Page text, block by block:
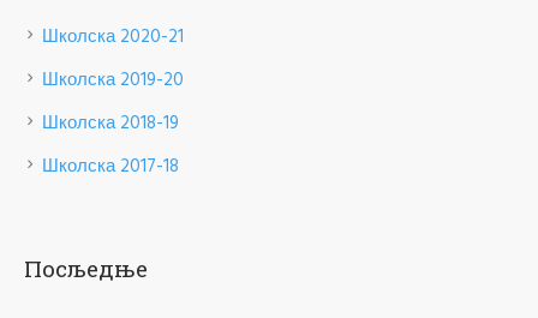
Школска 2020-21
Школска 2019-20
Школска 2018-19
Школска 2017-18
Посљедње